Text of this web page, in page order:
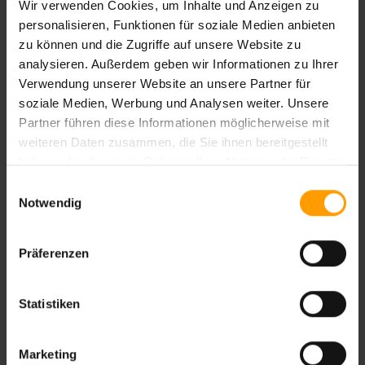
Wir verwenden Cookies, um Inhalte und Anzeigen zu
personalisieren, Funktionen für soziale Medien anbieten
zu können und die Zugriffe auf unsere Website zu
analysieren. Außerdem geben wir Informationen zu Ihrer
Verwendung unserer Website an unsere Partner für
soziale Medien, Werbung und Analysen weiter. Unsere
Partner führen diese Informationen möglicherweise mit
weiteren Daten zusammen, die Sie ihnen bereitgestellt
haben oder die sie im Rahmen Ihrer Nutzung der Dienste
Notwendig
Präferenzen
Statistiken
Marketing
—/ 6 —Bewertungen
Bewertungen werden geladen ...
Ihnen gefällt diese Unterkunft?
Alle Preise, verfügbaren Zimmerkategorien und
Flugoptionen auf einen Blick – vergleichen Sie direkt und
Detaillierte Informationen zu Konditionen und Extras sind